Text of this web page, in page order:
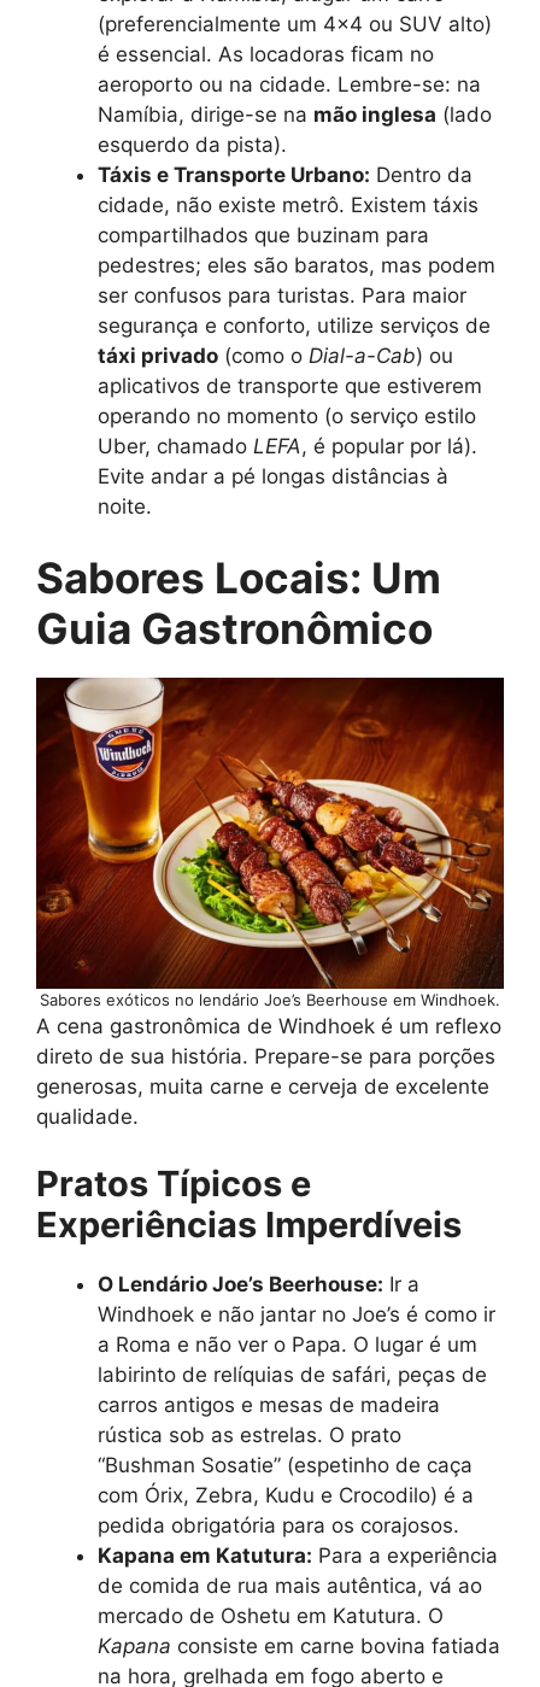
(preferencialmente um 4×4 ou SUV alto)
é essencial. As locadoras ficam no
aeroporto ou na cidade. Lembre-se: na
Namíbia, dirige-se na mão inglesa (lado
esquerdo da pista).
Táxis e Transporte Urbano: Dentro da
cidade, não existe metrô. Existem táxis
compartilhados que buzinam para
pedestres; eles são baratos, mas podem
ser confusos para turistas. Para maior
segurança e conforto, utilize serviços de
táxi privado (como o Dial-a-Cab) ou
aplicativos de transporte que estiverem
operando no momento (o serviço estilo
Uber, chamado LEFA, é popular por lá).
Evite andar a pé longas distâncias à
noite.
Sabores Locais: Um
Guia Gastronômico
Sabores exóticos no lendário Joe’s Beerhouse em Windhoek.
A cena gastronômica de Windhoek é um reflexo
direto de sua história. Prepare-se para porções
generosas, muita carne e cerveja de excelente
qualidade.
Pratos Típicos e
Experiências Imperdíveis
O Lendário Joe’s Beerhouse: Ir a
Windhoek e não jantar no Joe’s é como ir
a Roma e não ver o Papa. O lugar é um
labirinto de relíquias de safári, peças de
carros antigos e mesas de madeira
rústica sob as estrelas. O prato
“Bushman Sosatie” (espetinho de caça
com Órix, Zebra, Kudu e Crocodilo) é a
pedida obrigatória para os corajosos.
Kapana em Katutura: Para a experiência
de comida de rua mais autêntica, vá ao
mercado de Oshetu em Katutura. O
Kapana consiste em carne bovina fatiada
na hora, grelhada em fogo aberto e